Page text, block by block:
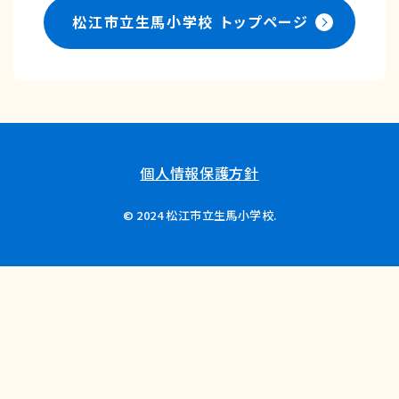
松江市立生馬小学校 トップページ
個人情報保護方針
© 2024 松江市立生馬小学校.